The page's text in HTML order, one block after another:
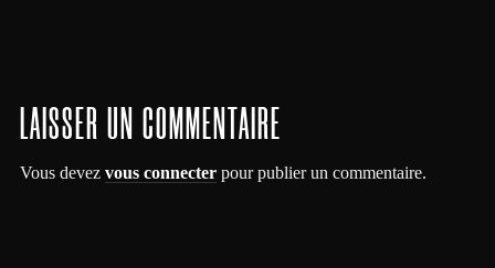
LAISSER UN COMMENTAIRE
Vous devez vous connecterpour publier un commentaire.